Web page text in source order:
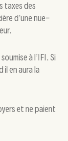
taxes des
d’une nue-
à l’IFI. Si
il en aura la
et ne paient